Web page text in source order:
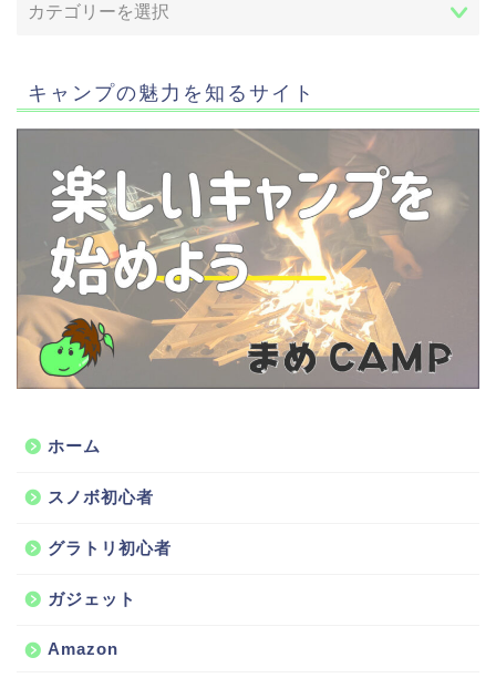
キャンプの魅力を知るサイト
ホーム
スノボ初心者
グラトリ初心者
ガジェット
Amazon